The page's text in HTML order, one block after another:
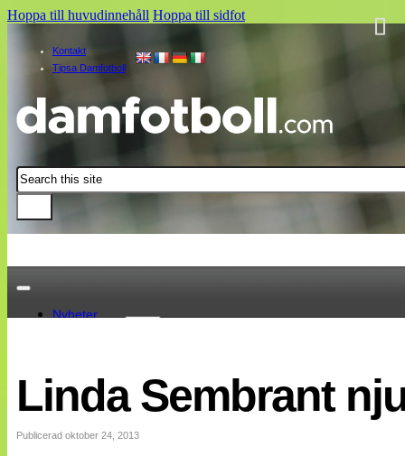
Hoppa till huvudinnehåll Hoppa till sidfot
Kontakt
Tipsa Damfotboll
Sök
Nyheter
Landslaget
EM 2013
Internationellt
Bildreportage
Linda Sembrant
Publicerad oktober 24, 2013